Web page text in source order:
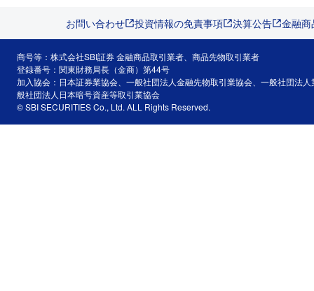
お問い合わせ 投資情報の免責事項 決算公告 金融
商号等：株式会社SBI証券 金融商品取引業者、商品先物取引業者
登録番号：関東財務局長（金商）第44号
加入協会：日本証券業協会、一般社団法人金融先物取引業協会、一般社団法
般社団法人日本暗号資産等取引業協会
© SBI SECURITIES Co., Ltd. ALL Rights Reserved.